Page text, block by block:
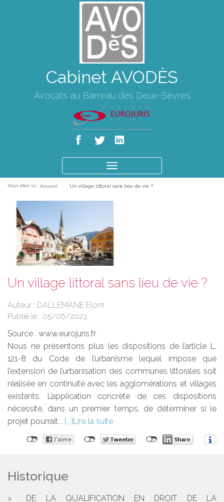
Cabinet AVODÈS
Avocats au Barreau des Deux-Sèvres
le
Vous êtes ici : Accueil Un village littoral sans lieu de vie ?
Un village littoral sans lieu de vie ?
Auteur : DALLEMANE Elorri
Publié le : 05/06/2023
Source : www.eurojuris.fr
Nous ne présentons plus les dispositions de l’article L.
121-8 du Code de l’urbanisme lequel impose que
l’extension de l’urbanisation des communes littorales soit
réalisée en continuité avec les agglomérations et villages
existants. L’application concrète de ces dispositions
nécessite, dans un premier temps, de déterminer si le
projet pourrait...
Lire la suite
Historique
DE LA QUALIFICATION EN DROIT DE LA